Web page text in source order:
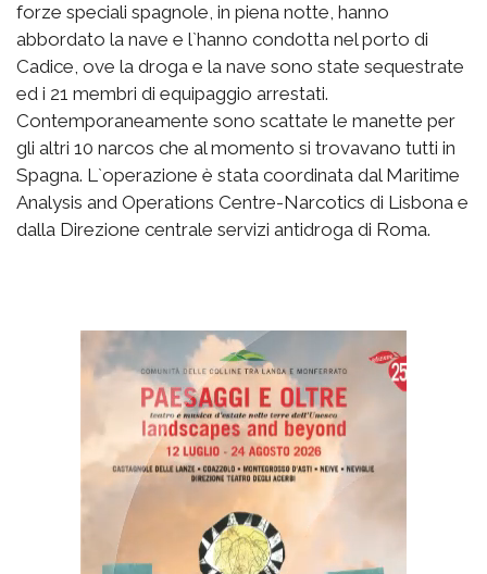
forze speciali spagnole, in piena notte, hanno
abbordato la nave e l`hanno condotta nel porto di
Cadice, ove la droga e la nave sono state sequestrate
ed i 21 membri di equipaggio arrestati.
Contemporaneamente sono scattate le manette per
gli altri 10 narcos che al momento si trovavano tutti in
Spagna. L`operazione è stata coordinata dal Maritime
Analysis and Operations Centre-Narcotics di Lisbona e
dalla Direzione centrale servizi antidroga di Roma.